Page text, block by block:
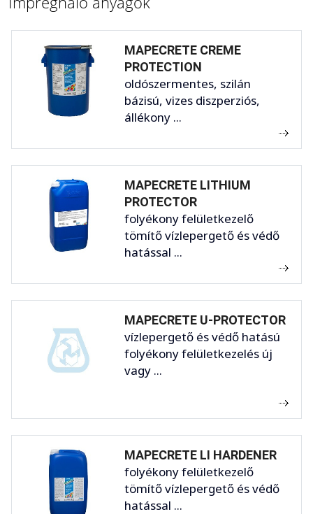
MAPECRETE CREME
PROTECTION
oldószermentes, szilán
bázisú, vizes diszperziós,
állékony ...
MAPECRETE LITHIUM
PROTECTOR
folyékony felületkezelő
tömítő vízlepergető és védő
hatással ...
MAPECRETE U-PROTECTOR
vízlepergető és védő hatású
folyékony felületkezelés új
vagy ...
MAPECRETE LI HARDENER
folyékony felületkezelő
tömítő vízlepergető és védő
hatással ...